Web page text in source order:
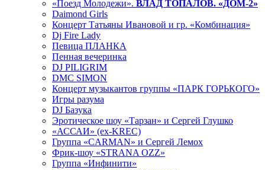
«Поезд Молодежи». ВЛАД ТОПАЛОВ. «ДОМ-2»
Daimond Girls
Концерт Татьяны Ивановой и гр. «Комбинация»
Dj Fire Lady
Певица ПЛАНКА
Пенная вечеринка
DJ PILIGRIM
DMC SIMON
Концерт музыкантов группы «ПАРК ГОРЬКОГО»
Игры разума
DJ Базука
Эротическое шоу «Тарзан» и Сергей Глушко
«АССАИ» (ex-KREC)
Группа «CARMAN» и Сергей Лемох
Фрик-шоу «STRANA OZZ»
Группа «Инфинити»